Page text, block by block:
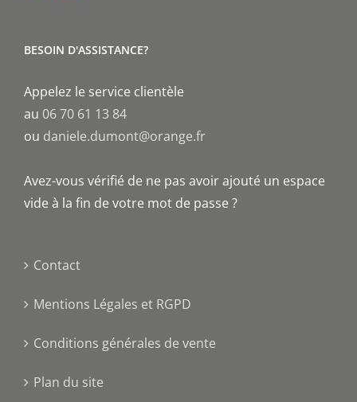
BESOIN D'ASSISTANCE?
Appelez le service clientèle
au 06 70 61 13 84
ou daniele.dumont@orange.fr
Avez-vous vérifié de ne pas avoir ajouté un espace
vide à la fin de votre mot de passe ?
Contact
Mentions Légales et RGPD
Conditions générales de vente
Plan du site